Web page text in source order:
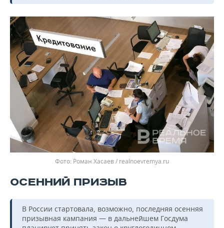
Роман Хасаев / realnoevremya.ru
ОСЕННИЙ ПРИЗЫВ
В России стартовала, возможно, последняя осенняя
призывная кампания — в дальнейшем Госдума